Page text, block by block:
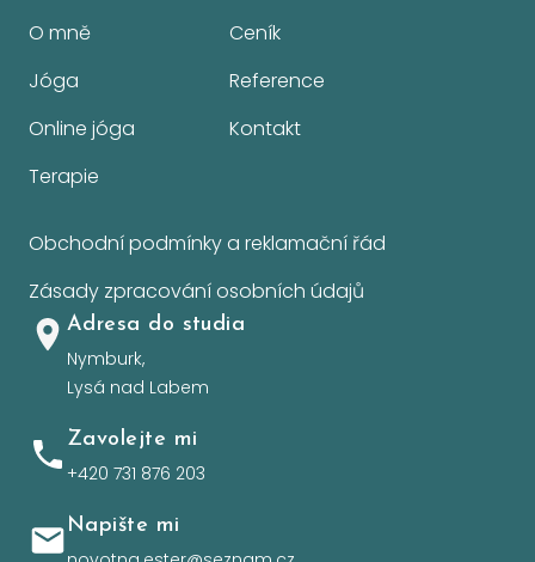
O mně
Ceník
Jóga
Reference
Online jóga
Kontakt
Terapie
Obchodní podmínky a reklamační řád
Zásady zpracování osobních údajů
Adresa do studia
Nymburk,
Lysá nad Labem
Zavolejte mi
+420 731 876 203
Napište mi